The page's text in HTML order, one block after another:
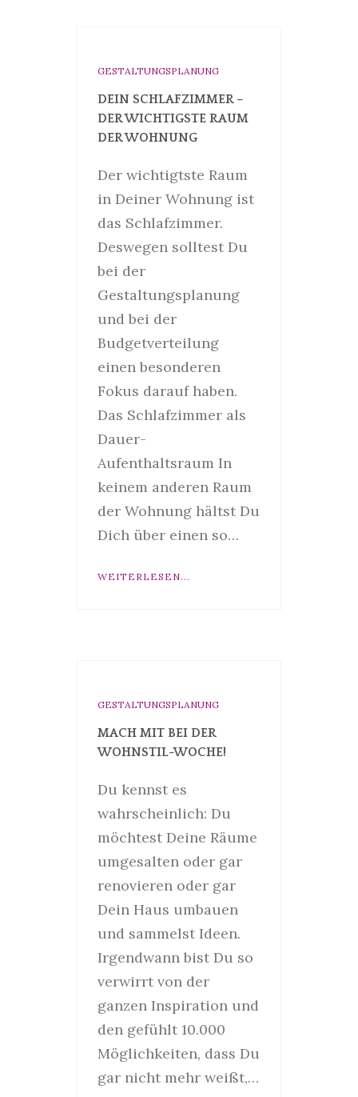
GESTALTUNGSPLANUNG
DEIN SCHLAFZIMMER –
DER WICHTIGSTE RAUM
DER WOHNUNG
Der wichtigtste Raum
in Deiner Wohnung ist
das Schlafzimmer.
Deswegen solltest Du
bei der
Gestaltungsplanung
und bei der
Budgetverteilung
einen besonderen
Fokus darauf haben.
Das Schlafzimmer als
Dauer-
Aufenthaltsraum In
keinem anderen Raum
der Wohnung hältst Du
Dich über einen so…
WEITERLESEN...
GESTALTUNGSPLANUNG
MACH MIT BEI DER
WOHNSTIL-WOCHE!
Du kennst es
wahrscheinlich: Du
möchtest Deine Räume
umgesalten oder gar
renovieren oder gar
Dein Haus umbauen
und sammelst Ideen.
Irgendwann bist Du so
verwirrt von der
ganzen Inspiration und
den gefühlt 10.000
Möglichkeiten, dass Du
gar nicht mehr weißt,…